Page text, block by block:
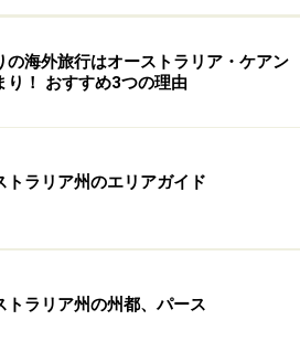
なたの町にもいつもやって
ています…ってか、来ない
困ります。。
⇒答
こち
の海外旅行はオーストラリア・ケアン
り！ おすすめ3つの理由
トラリア州のエリアガイド
トラリア州の州都、パース